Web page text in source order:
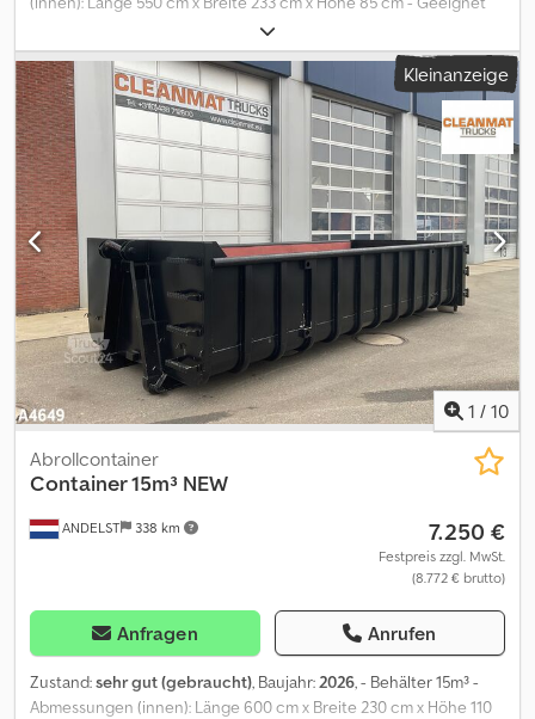
für Haken aufname - Haken aufname höhe: 157 cm - Manuell
klappbare Heckklappe: Höhe 45 cm x Breite 250 cm = Weitere
Informationen = Abmessungen (L x B x H): 590 x 255 x 160 cm
Technischer Zustand: gut Optischer Zustand: gut Dsdpfx
Apjzqbvfs Eekr Hersteller: Clean Mat Trucks B.V. Wageningsestraat
17 6673DB ANDELST, NL
Kleinanzeige
1 / 10
ANDELST 338 km
Abrollcontainer
Container 15m³ NEW
7.250 €
Festpreis zzgl. MwSt.
(8.772 € brutto)
Anfragen Anrufen
Zustand:sehr gut (gebraucht), Baujahr:2026, - Behälter 15m³ -
Abmessungen (innen): Länge 600 cm x Breite 230 cm x Höhe 110